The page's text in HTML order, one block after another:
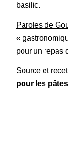
basilic.
Paroles de
«
pour un repas
Source et
pour les pâtes